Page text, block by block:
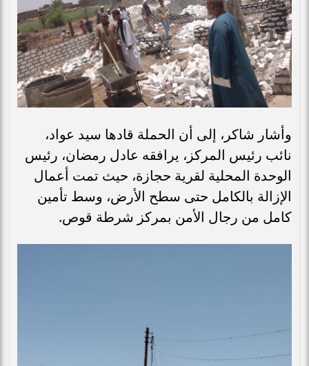
وأشار شاكر، إلى أن الحملة قادها سيد عواد،
نائب رئيس المركز، يرافقه عادل رمضان، رئيس
الوحدة المحلية لقرية حجازة، حيث تمت أعمال
الإزالة بالكامل حتى سطح الأرض، وسط تأمين
كامل من رجال الأمن بمركز شرطة قوص.